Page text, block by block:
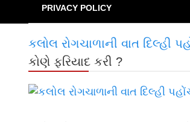
PRIVACY POLICY
કલોલ રોગચાળાની વાત દિલ્હી
કોણે ફરિયાદ કરી ?